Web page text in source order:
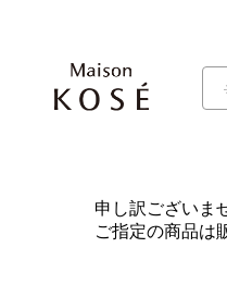
申し訳ございま
ご指定の商品は